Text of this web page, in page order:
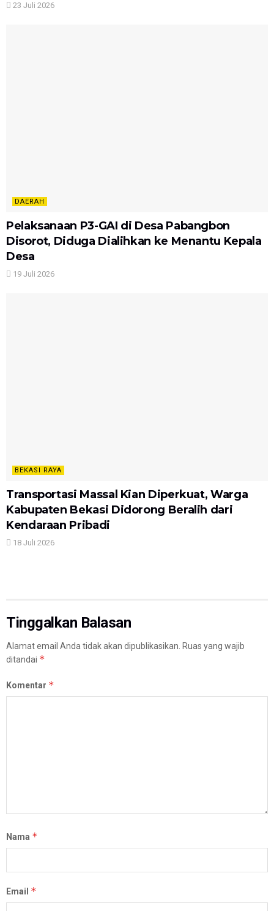
23 Juli 2026
DAERAH
Pelaksanaan P3-GAI di Desa Pabangbon
Disorot, Diduga Dialihkan ke Menantu Kepala
Desa
19 Juli 2026
BEKASI RAYA
Transportasi Massal Kian Diperkuat, Warga
Kabupaten Bekasi Didorong Beralih dari
Kendaraan Pribadi
18 Juli 2026
Tinggalkan Balasan
Alamat email Anda tidak akan dipublikasikan. Ruas yang wajib
ditandai *
Komentar *
Nama *
Email *